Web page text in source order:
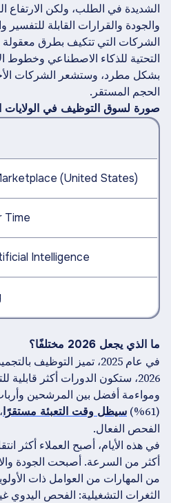
الشديدة في الطلب، ولكن الارتفاع
والجودة والقرارات القابلة للتفسير
الشركات التي تتكيف بطرق معقولة مع
التحتية للذكاء الاصطناعي وخطوط
بشكل مطرد، وستشعر الشركات
الحجم المستقر.
صورة لسوق التوظيف في الولايات
(United States)
Time
Intelligence
ما الذي يجعل 2026 مختلفًا؟
في عام 2025، تميز التوظيف
2026، ستكون الدورات أكثر قابلية
ومواءمة أفضل بين المرشحين
سيظل وقت التعبئة مستقرًا،
الفحص الفعال.
في هذه الأيام، أصبح العملاء أكثر
أكثر من السرعة. أصبحت الجودة
من المهارات من العوامل ذات
الثغرات التشغيلية: الفحص اليدوي